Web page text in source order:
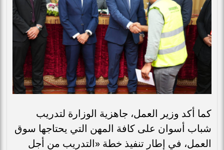
كما أكد وزير العمل، جاهزية الوزارة لتدريب
شباب أسوان على كافة المهن التي يحتاجها سوق
العمل، في إطار تنفيذ خطة «التدريب من أجل